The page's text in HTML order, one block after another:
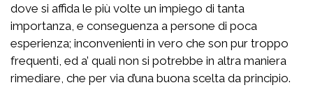
dove si affida le più volte un impiego di tanta
importanza, e conseguenza a persone di poca
esperienza; inconvenienti in vero che son pur troppo
frequenti, ed a’ quali non si potrebbe in altra maniera
rimediare, che per via d’una buona scelta da principio.